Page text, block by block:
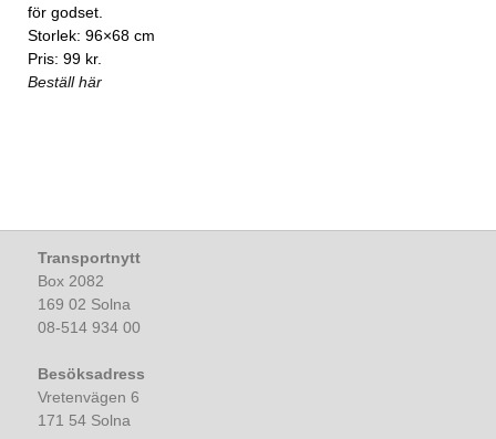
för godset.
Storlek: 96×68 cm
Pris: 99 kr.
Beställ här
Transportnytt
Box 2082
169 02 Solna
08-514 934 00
Besöksadress
Vretenvägen 6
171 54 Solna